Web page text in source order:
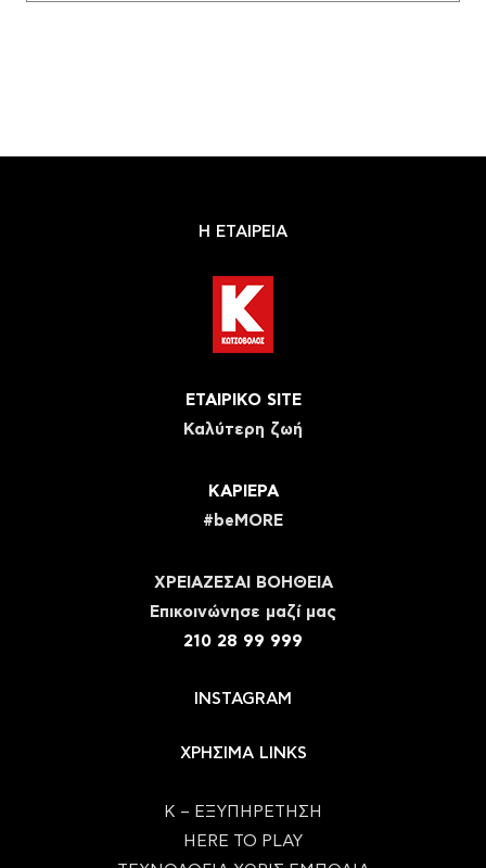
Η ΕΤΑΙΡΕΙΑ
ΕΤΑΙΡΙΚΟ SITE
Καλύτερη ζωή
ΚΑΡΙΕΡΑ
#beMORE
ΧΡΕΙΑΖΕΣΑΙ ΒΟΗΘΕΙΑ
Eπικοινώνησε μαζί μας
210 28 99 999
INSTAGRAM
ΧΡΗΣΙΜΑ LINKS
Κ – ΕΞΥΠΗΡΕΤΗΣΗ
HERE TO PLAY